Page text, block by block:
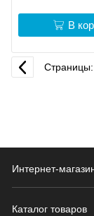
В
Страницы:
Интернет-
Каталог товаров